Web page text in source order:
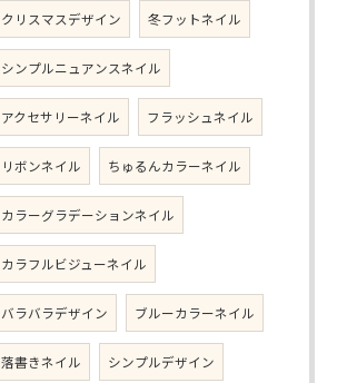
クリスマスデザイン 冬フットネイル
シンプルニュアンスネイル
アクセサリーネイル フラッシュネイル
リボンネイル ちゅるんカラーネイル
カラーグラデーションネイル
カラフルビジューネイル
バラバラデザイン ブルーカラーネイル
落書きネイル シンプルデザイン